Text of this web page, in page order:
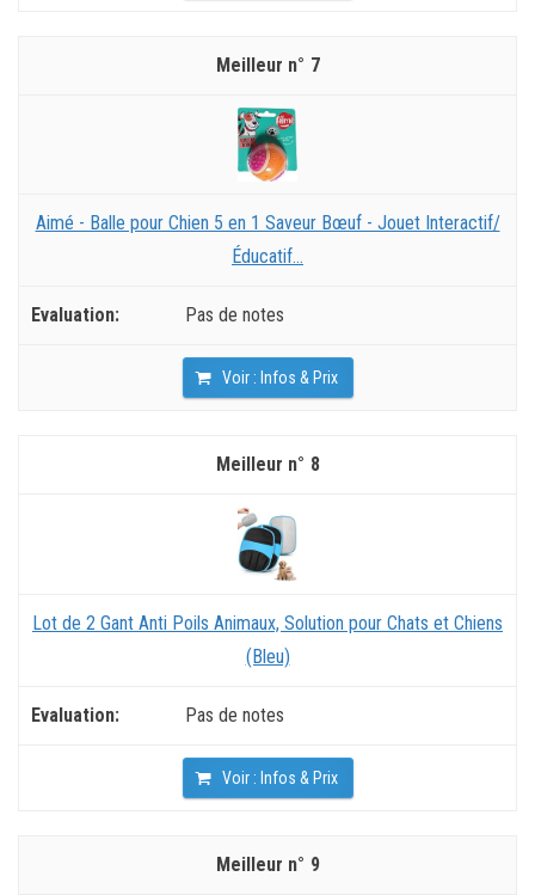
7
Aimé - Balle pour Chien 5 en 1 Saveur Bœuf - Jouet Interactif/
Éducatif...
Pas de notes
Voir : Infos & Prix
8
Lot de 2 Gant Anti Poils Animaux, Solution pour Chats et Chiens
(Bleu)
Pas de notes
Voir : Infos & Prix
9